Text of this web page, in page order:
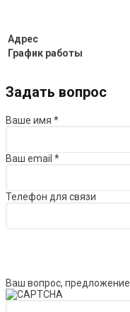
Адрес
График работы
Задать вопрос
Ваше имя *
Ваш email *
Телефон для связи
Ваш вопрос, предложение